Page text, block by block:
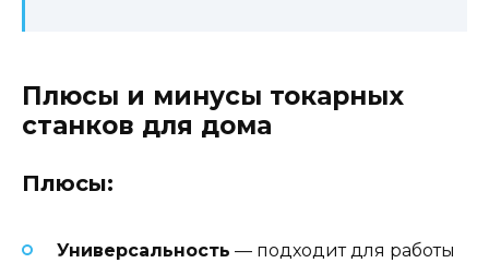
Плюсы и минусы токарных
станков для дома
Плюсы:
Универсальность — подходит для работы